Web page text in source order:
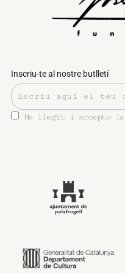
Inscriu-te al nostre butlletí
He llegit i accepto la